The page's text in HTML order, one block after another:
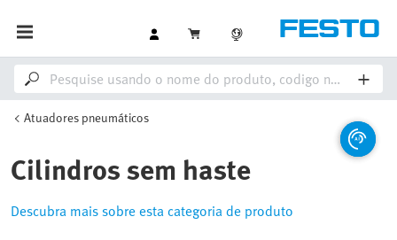
Atuadores pneumáticos
Cilindros sem haste
Descubra mais sobre esta categoria de produto